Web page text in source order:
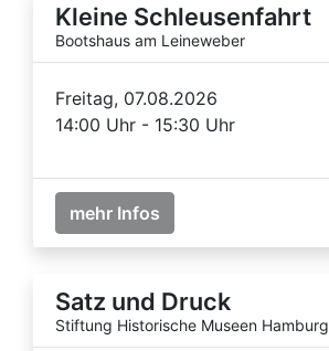
Kleine Schleusenfahrt
Bootshaus am Leineweber
Freitag, 07.08.2026
14:00 Uhr - 15:30 Uhr
mehr Infos
Satz und Druck
Stiftung Historische Museen Hamburg